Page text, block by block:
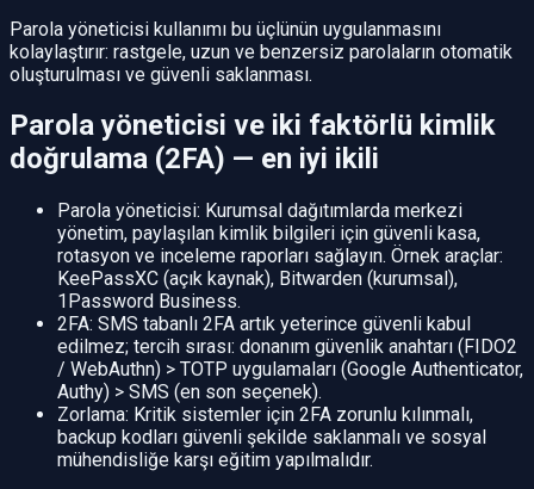
Parola yöneticisi kullanımı bu üçlünün uygulanmasını
kolaylaştırır: rastgele, uzun ve benzersiz parolaların otomatik
oluşturulması ve güvenli saklanması.
Parola yöneticisi ve iki faktörlü kimlik
doğrulama (2FA) — en iyi ikili
Parola yöneticisi: Kurumsal dağıtımlarda merkezi
yönetim, paylaşılan kimlik bilgileri için güvenli kasa,
rotasyon ve inceleme raporları sağlayın. Örnek araçlar:
KeePassXC (açık kaynak), Bitwarden (kurumsal),
1Password Business.
2FA: SMS tabanlı 2FA artık yeterince güvenli kabul
edilmez; tercih sırası: donanım güvenlik anahtarı (FIDO2
/ WebAuthn) > TOTP uygulamaları (Google Authenticator,
Authy) > SMS (en son seçenek).
Zorlama: Kritik sistemler için 2FA zorunlu kılınmalı,
backup kodları güvenli şekilde saklanmalı ve sosyal
mühendisliğe karşı eğitim yapılmalıdır.